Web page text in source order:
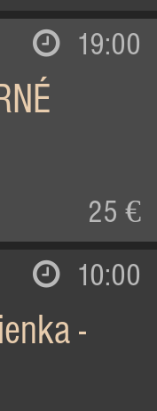
19:00
25 €
10:00
-